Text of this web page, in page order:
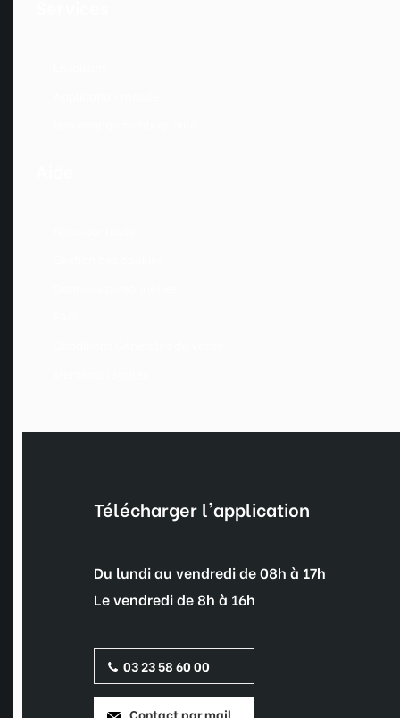
Télécharger l'application
Du lundi au vendredi de 08h à 17h
Le vendredi de 8h à 16h
03 23 58 60 00
Contact par mail